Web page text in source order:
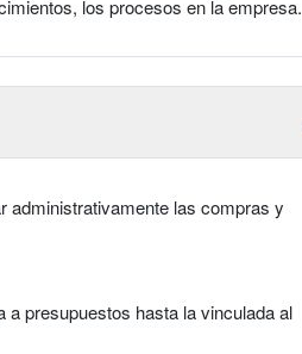
los procesos en la empresa.
administrativamente las compras y
a presupuestos hasta la vinculada al